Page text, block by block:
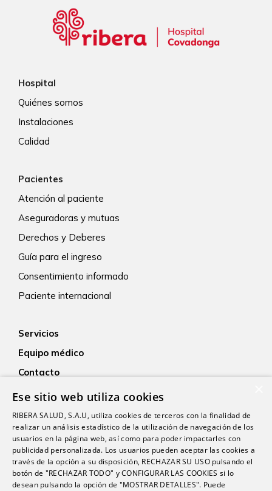
Hospital
Quiénes somos
Instalaciones
Calidad
Pacientes
Atención al paciente
Aseguradoras y mutuas
Derechos y Deberes
Guía para el ingreso
Consentimiento informado
Paciente internacional
Servicios
Equipo médico
Contacto
Empleo
Actualidad
Ese sitio web utiliza cookies
RIBERA SALUD, S.A.U, utiliza cookies de terceros con la finalidad de
realizar un análisis estadístico de la utilización de navegación de los
usuarios en la página web, así como para poder impactarles con
publicidad personalizada. Los usuarios pueden aceptar las cookies a
través de la opción a su disposición, RECHAZAR SU USO pulsando el
botón de "RECHAZAR TODO" y CONFIGURAR LAS COOKIES si lo
desean pulsando la opción de "MOSTRAR DETALLES". Puede